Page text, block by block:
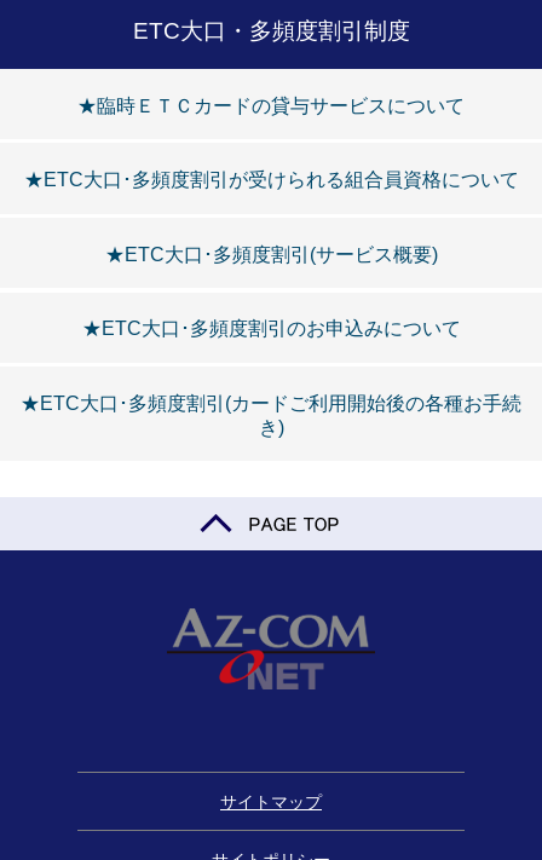
ETC大口・多頻度割引制度
★臨時ＥＴＣカードの貸与サービスについて
★ETC大口･多頻度割引が受けられる組合員資格について
★ETC大口･多頻度割引(サービス概要)
★ETC大口･多頻度割引のお申込みについて
★ETC大口･多頻度割引(カードご利用開始後の各種お手続
き)
サイトマップ